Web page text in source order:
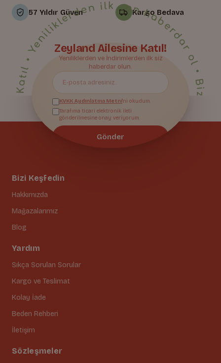
57 Yıldır Güven Kargo Bedava
Bizi Keşfedin
Hakkımızda
Mağazalarımız
Blog
Yardım
Sıkça Sorulan Sorular
Kargo ve Teslimat
Kolay İade
Beden Rehberi
İletişim
Sözleşmeler
Bize Katıl• Yeniliklerden ilk sen haberdar ol • Bize Katıl • Yeniliklerden ilk sen haberdar ol • Bize Katıl • Yeniliklerden ilk sen haberdar ol • Bize Katıl • Yeniliklerden ilk sen haberdar ol • Bize Katıl • Yeniliklerden ilk sen haberdar ol • Bize Katıl • Yeniliklerden ilk sen haberdar ol • Bize Katıl • Yeniliklerden ilk sen haberdar ol • Bize Katıl • Yeniliklerden ilk sen haberdar ol • Bize Katıl • Yeniliklerden ilk sen haberdar ol • Bize Katıl • Yeniliklerden ilk sen haberdar ol • Bize Katıl • Yeniliklerden ilk sen haberdar ol • Bize Katıl • Yeniliklerden ilk sen haberdar ol • Bize Katıl • Yeniliklerden ilk sen haberdar ol • Bize Katıl • Yeniliklerden ilk sen haberdar ol • Bize Katıl • Yeniliklerden ilk sen haberdar ol • Bize Katıl • Yeniliklerden ilk sen haberdar ol • Bize Katıl • Yeniliklerden ilk sen haberdar ol • Bize Katıl • Yeniliklerden ilk sen haberdar ol • Bize Katıl • Yeniliklerden ilk sen haberdar ol •
Zeyland Ailesine Katıl!
Yeniliklerden ve İndirimlerden ilk siz
haberdar olun.
KVKK Aydınlatma Metni'ni okudum.
Tarafıma ticari elektronik ileti
gönderilmesine onay veriyorum.
Gönder